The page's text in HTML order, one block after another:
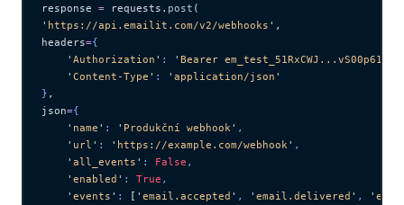
response = requests. post (
' https://api.emailit.com/v2/webhooks ' ,
headers={
    '
Authorization ' : ' Bearer
    '
Content-Type ' : ' application/json '
} ,
json={
    '
name ' : ' Produkční webhook' ,
    '
url ' : ' https://example.com/webhook' ,
    '
all_events ' : False ,
    '
enabled ' : True ,
    '
events ' : [ ' email.accepted ' , ' email.delivered ' , '